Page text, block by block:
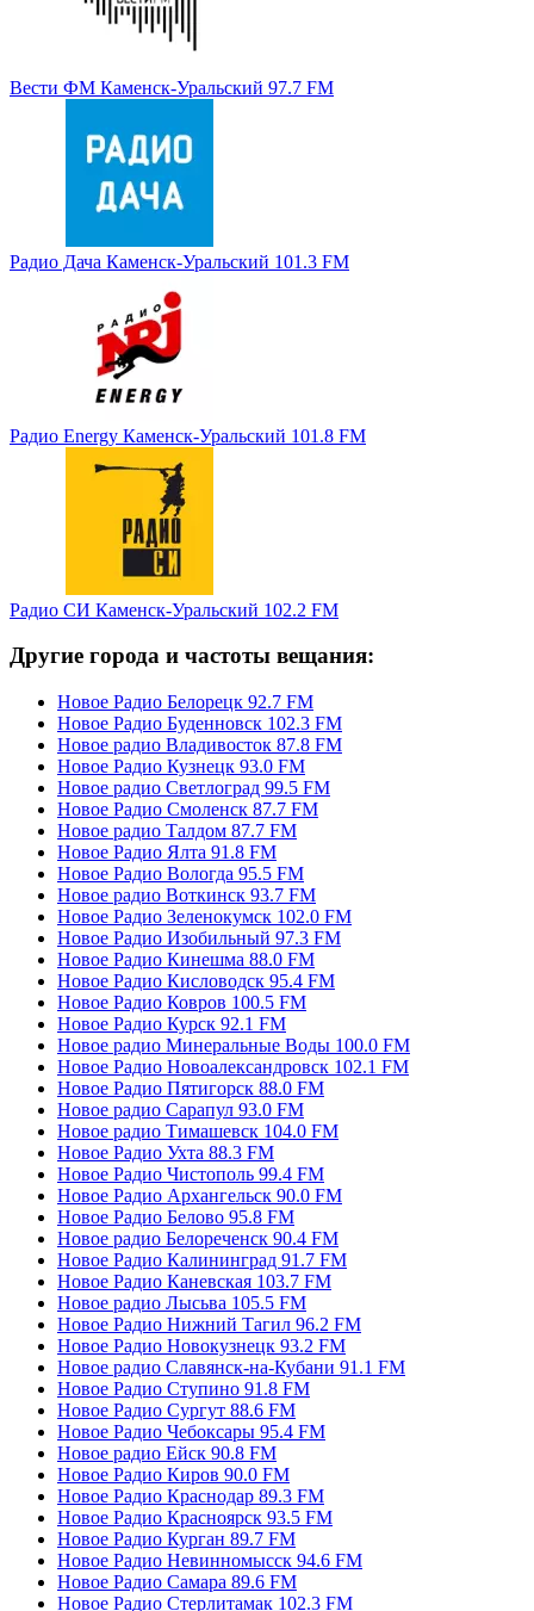
Вести ФМ Каменск-Уральский 97.7 FM
Радио Дача Каменск-Уральский 101.3 FM
Радио Energy Каменск-Уральский 101.8 FM
Радио СИ Каменск-Уральский 102.2 FM
Другие города и частоты вещания:
Новое Радио Белорецк 92.7 FM
Новое Радио Буденновск 102.3 FM
Новое радио Владивосток 87.8 FM
Новое Радио Кузнецк 93.0 FM
Новое радио Светлоград 99.5 FM
Новое Радио Смоленск 87.7 FM
Новое радио Талдом 87.7 FM
Новое Радио Ялта 91.8 FM
Новое Радио Вологда 95.5 FM
Новое радио Воткинск 93.7 FM
Новое Радио Зеленокумск 102.0 FM
Новое Радио Изобильный 97.3 FM
Новое Радио Кинешма 88.0 FM
Новое Радио Кисловодск 95.4 FM
Новое Радио Ковров 100.5 FM
Новое Радио Курск 92.1 FM
Новое радио Минеральные Воды 100.0 FM
Новое Радио Новоалександровск 102.1 FM
Новое Радио Пятигорск 88.0 FM
Новое радио Сарапул 93.0 FM
Новое радио Тимашевск 104.0 FM
Новое Радио Ухта 88.3 FM
Новое Радио Чистополь 99.4 FM
Новое Радио Архангельск 90.0 FM
Новое Радио Белово 95.8 FM
Новое радио Белореченск 90.4 FM
Новое Радио Калининград 91.7 FM
Новое Радио Каневская 103.7 FM
Новое радио Лысьва 105.5 FM
Новое Радио Нижний Тагил 96.2 FM
Новое Радио Новокузнецк 93.2 FM
Новое радио Славянск-на-Кубани 91.1 FM
Новое Радио Ступино 91.8 FM
Новое Радио Сургут 88.6 FM
Новое Радио Чебоксары 95.4 FM
Новое радио Ейск 90.8 FM
Новое Радио Киров 90.0 FM
Новое Радио Краснодар 89.3 FM
Новое Радио Красноярск 93.5 FM
Новое Радио Курган 89.7 FM
Новое Радио Невинномысск 94.6 FM
Новое Радио Самара 89.6 FM
Новое Радио Стерлитамак 102.3 FM